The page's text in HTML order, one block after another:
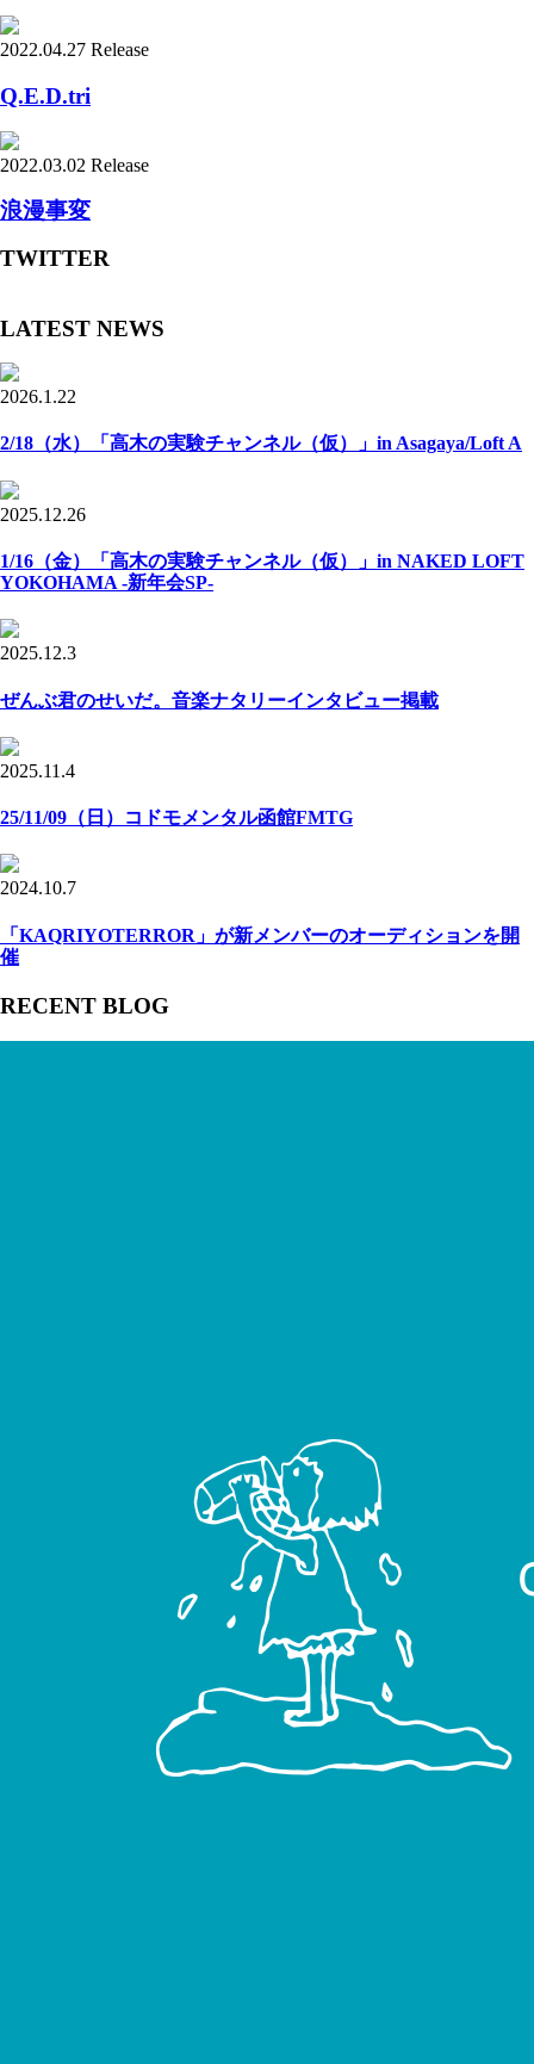
2022.04.27 Release
Q.E.D.tri
2022.03.02 Release
浪漫事変
TWITTER
LATEST NEWS
2026.1.22
2/18（水）「高木の実験チャンネル（仮）」in Asagaya/Loft A
2025.12.26
1/16（金）「高木の実験チャンネル（仮）」in NAKED LOFT
YOKOHAMA -新年会SP-
2025.12.3
ぜんぶ君のせいだ。音楽ナタリーインタビュー掲載
2025.11.4
25/11/09（日）コドモメンタル函館FMTG
2024.10.7
「KAQRIYOTERROR」が新メンバーのオーディションを開
催
RECENT BLOG